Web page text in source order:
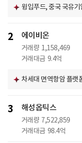
윙입푸드, 중국 국유
2 에이비온
거래량 1,158,469
거래대금 9.4억
차세대 면역항암 플랫
3 해성옵틱스
거래량 7,522,859
거래대금 98.4억